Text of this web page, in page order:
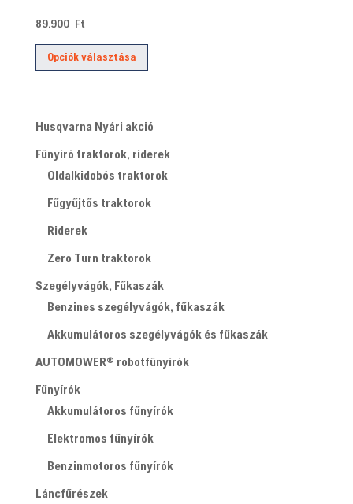
89.900 Ft
Opciók választása
Ennek
variációja
van.
A
választhatók
Husqvarna Nyári akció
Fűnyíró traktorok, riderek
Oldalkidobós traktorok
Fűgyűjtős traktorok
Riderek
Zero Turn traktorok
Szegélyvágók, Fűkaszák
Benzines szegélyvágók, fűkaszák
Akkumulátoros szegélyvágók és fűkaszák
AUTOMOWER® robotfűnyírók
Fűnyírók
Akkumulátoros fűnyírók
Elektromos fűnyírók
Benzinmotoros fűnyírók
Láncfűrészek